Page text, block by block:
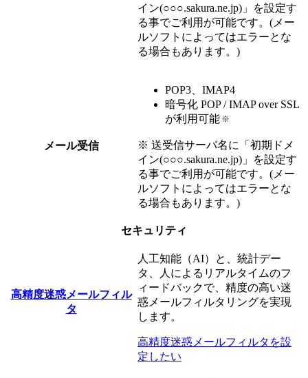
イン(○○○.sakura.ne.jp)」を設定す
る事でご利用が可能です。(メー
ルソフトによってはエラーとな
る場合もあります。)
メール受信
POP3、IMAP4
暗号化 POP / IMAP over SSL
が利用可能 ※
※ 送受信サーバ名に「初期ドメ
イン(○○○.sakura.ne.jp)」を設定す
る事でご利用が可能です。(メー
ルソフトによってはエラーとな
る場合もあります。)
セキュリティ
高精度迷惑メールフィル
タ
人工知能（AI）と、統計デー
タ、人によるリアルタイムのフ
ィードバックで、精度の高い迷
惑メールフィルタリングを実現
します。
高精度迷惑メールフィルタを設
定したい